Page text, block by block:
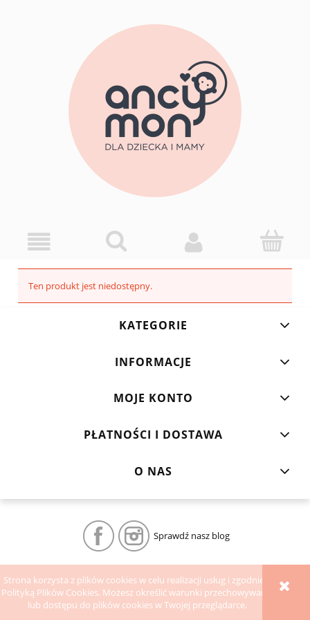
Strona korzysta z plików cookies w celu realizacji usług i zgodnie z
Polityką Plików Cookies. Możesz określić warunki przechowywania
lub dostępu do plików cookies w Twojej przeglądarce.
Ten produkt jest niedostępny.
KATEGORIE
INFORMACJE
MOJE KONTO
PŁATNOŚCI I DOSTAWA
O NAS
Sprawdź nasz blog
POKAŻ PEŁNĄ WERSJĘ STRONY
Sklep internetowy Shoper.pl